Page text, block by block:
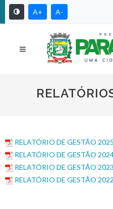
A+ A-
RELATÓRIO DE GESTÃO 2025
RELATÓRIO DE GESTÃO
RELATÓRIO DE GESTÃO 2023
RELATÓRIO DE GESTÃO 2022